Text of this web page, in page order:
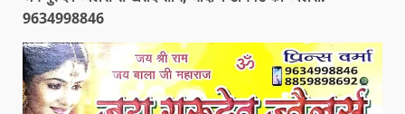
9634998846